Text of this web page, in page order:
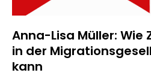
Anna-Lisa Müller:
in der
kann